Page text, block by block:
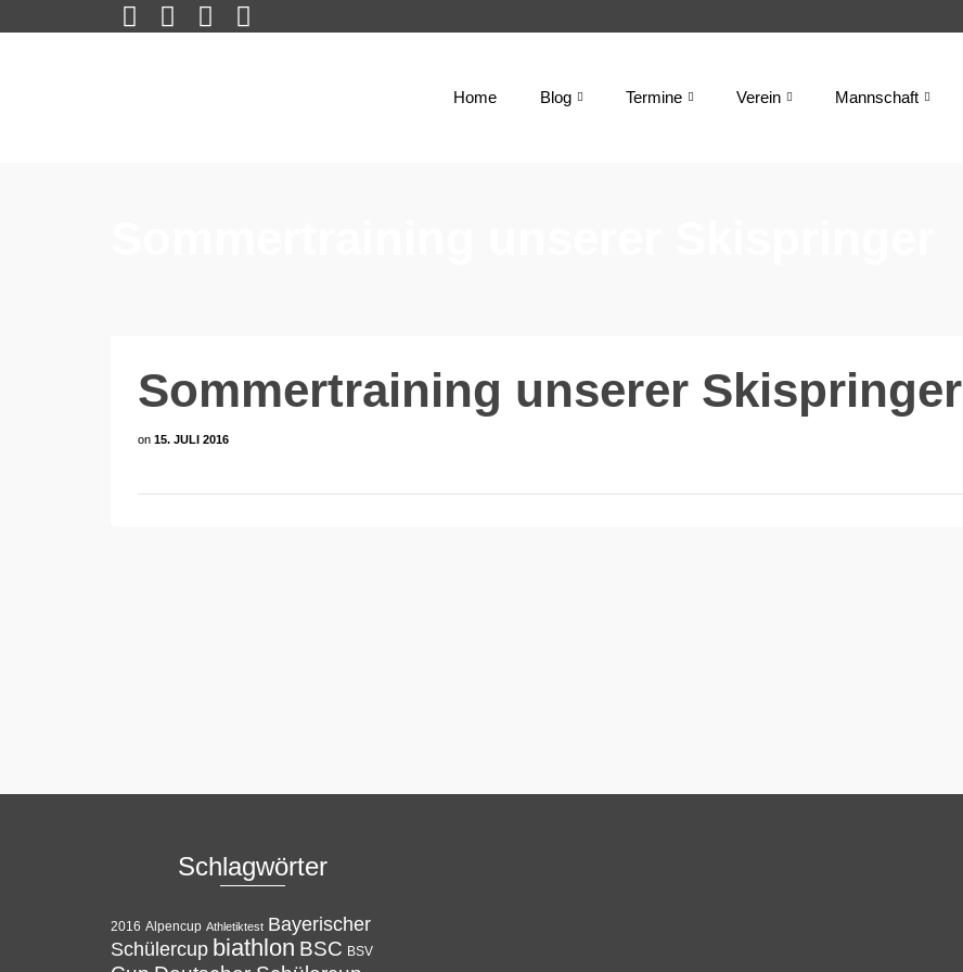
Home Blog Termine Verein Mannschaft
Sommertraining unserer Skispringer
on 15. JULI 2016
Schlagwörter
2016 Alpencup Athletiktest Bayerischer
Schülercup biathlon BSC BSV